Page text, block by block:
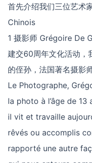
首先介绍我们三位艺
Chinois
1 摄影师 Grégoire De
建交60周年文化活动，
的侄孙，法国著名摄影
Le Photographe,
la photo à l’âge de 13
il vit et travaille
rêvés ou accomplis
rapporté une autre